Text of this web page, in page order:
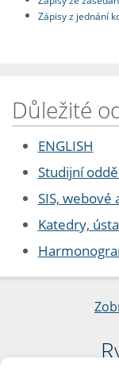
Zápisy z jednání
Důležité
ENGLISH
Studijní
SIS, webové
Katedry,